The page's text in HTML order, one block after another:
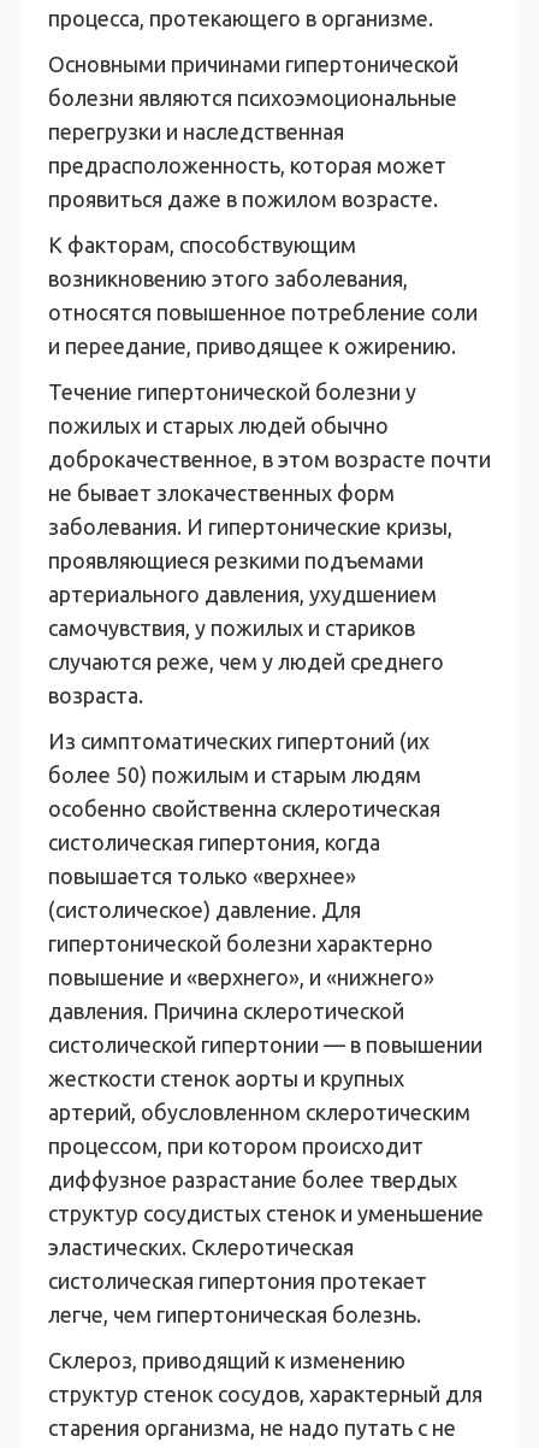
процесса, протекающего в организме.
Основными причинами гипертонической
болезни являются психоэмоциональные
перегрузки и наследственная
предрасположенность, которая может
проявиться даже в пожилом возрасте.
К факторам, способствующим
возникновению этого заболевания,
относятся повышенное потребление соли
и переедание, приводящее к ожирению.
Течение гипертонической болезни у
пожилых и старых людей обычно
доброкачественное, в этом возрасте почти
не бывает злокачественных форм
заболевания. И гипертонические кризы,
проявляющиеся резкими подъемами
артериального давления, ухудшением
самочувствия, у пожилых и стариков
случаются реже, чем у людей среднего
возраста.
Из симптоматических гипертоний (их
более 50) пожилым и старым людям
особенно свойственна склеротическая
систолическая гипертония, когда
повышается только «верхнее»
(систолическое) давление. Для
гипертонической болезни характерно
повышение и «верхнего», и «нижнего»
давления. Причина склеротической
систолической гипертонии — в повышении
жесткости стенок аорты и крупных
артерий, обусловленном склеротическим
процессом, при котором происходит
диффузное разрастание более твердых
структур сосудистых стенок и уменьшение
эластических. Склеротическая
систолическая гипертония протекает
легче, чем гипертоническая болезнь.
Склероз, приводящий к изменению
структур стенок сосудов, характерный для
старения организма, не надо путать с не